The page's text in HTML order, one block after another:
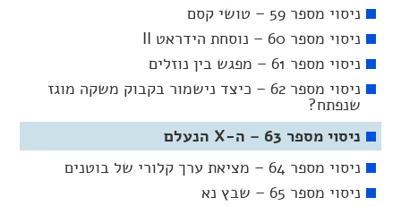
ניסוי מספר 59 – טושי קסם
ניסוי מספר 60 – נוסחת הידראט II
ניסוי מספר 61 – מפגש בין נוזלים
ניסוי מספר 62 – כיצד נישמור בקבוק משקה מוגז
שנפתח?
ניסוי מספר 63 – ה-X הנעלם
ניסוי מספר 64 – מציאת ערך קלורי של בוטנים
ניסוי מספר 65 – שבץ נא